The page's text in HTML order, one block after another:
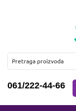
061/222-44-66